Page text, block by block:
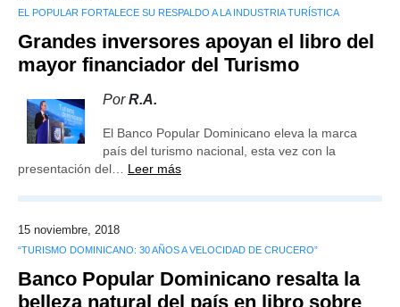
EL POPULAR FORTALECE SU RESPALDO A LA INDUSTRIA TURÍSTICA
Grandes inversores apoyan el libro del
mayor financiador del Turismo
PorR.A.
El Banco Popular Dominicano eleva la marca
país del turismo nacional, esta vez con la
presentación del… Leer más
15 noviembre, 2018
“TURISMO DOMINICANO: 30 AÑOS A VELOCIDAD DE CRUCERO”
Banco Popular Dominicano resalta la
belleza natural del país en libro sobre